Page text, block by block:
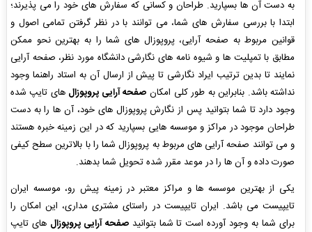
به دست آن ها بسپارید. طراحان و کسانی که سفارش های خود را می پذیرند؛
ابتدا با بررسی سفارش های شما، می توانند با در نظر گرفتن تمامی اصول و
قوانین مربوط به صفحه آرایی، پروپوزال های شما را به بهترین نحو ممکن
مطابق با تمپلیت ها و شیوه نامه های نگارشی دانشگاه مورد نظر، صفحه آرایی
نمایند تا بدین ترتیب ایراد نگارشی تا پیش از ارسال آن به استاد راهنما وجود
نداشته باشد. بنابراین به طور کلی امکان صفحه آرایی پروپوزال های تایپ شده
وجود دارد تا شما بتوانید پس از نگارش پروپوزال های خود، آن ها را به دست
طراحان موجود در مراکز و موسسه هایی بسپارید که در این زمینه خبره هستند
و می توانند صفحه آرایی های مربوط به پروپوزال شما را با بالاترین سطح کیفی
صورت داده و آن ها را در موعد مقرر شده تحویل شما بدهند.
یکی از بهترین موسسه ها و مراکز معتبر در زمینه پیش رو، موسسه ایران
تایپیست می باشد. ایران تایپیست در راستای مشتری مداری، این امکان را
برای شما به وجود آورده است تا شما بتوانیدصفحه آرایی پروپوزال های تایپ